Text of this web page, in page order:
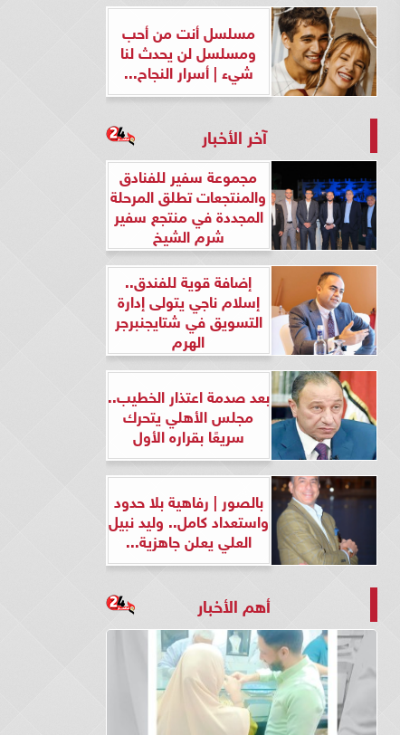
مسلسل أنت من أحب
ومسلسل لن يحدث لنا
شيء | أسرار النجاح...
آخر الأخبار
مجموعة سفير للفنادق
والمنتجعات تطلق المرحلة
المجددة في منتجع سفير
شرم الشيخ
إضافة قوية للفندق..
إسلام ناجي يتولى إدارة
التسويق في شتايجنبرجر
الهرم
بعد صدمة اعتذار الخطيب..
مجلس الأهلي يتحرك
سريعًا بقراره الأول
بالصور | رفاهية بلا حدود
واستعداد كامل.. وليد نبيل
العلي يعلن جاهزية...
أهم الأخبار